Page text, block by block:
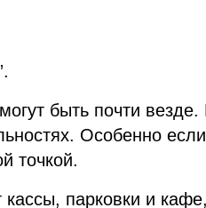
быть почти везде.
Особенно
точкой.
парковки и